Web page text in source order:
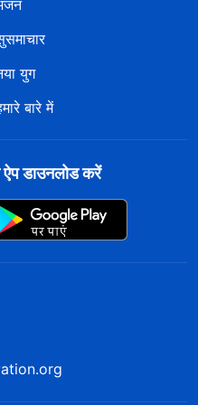
युग
बारे में
ऐप डाउनलोड करें